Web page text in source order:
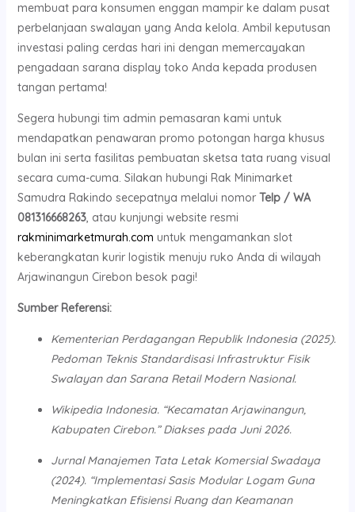
membuat para konsumen enggan mampir ke dalam pusat
perbelanjaan swalayan yang Anda kelola. Ambil keputusan
investasi paling cerdas hari ini dengan memercayakan
pengadaan sarana display toko Anda kepada produsen
tangan pertama!
Segera hubungi tim admin pemasaran kami untuk
mendapatkan penawaran promo potongan harga khusus
bulan ini serta fasilitas pembuatan sketsa tata ruang visual
secara cuma-cuma. Silakan hubungi Rak Minimarket
Samudra Rakindo secepatnya melalui nomor Telp / WA
081316668263, atau kunjungi website resmi
rakminimarketmurah.com untuk mengamankan slot
keberangkatan kurir logistik menuju ruko Anda di wilayah
Arjawinangun Cirebon besok pagi!
Sumber Referensi:
Kementerian Perdagangan Republik Indonesia (2025).
Pedoman Teknis Standardisasi Infrastruktur Fisik
Swalayan dan Sarana Retail Modern Nasional.
Wikipedia Indonesia. “Kecamatan Arjawinangun,
Kabupaten Cirebon.” Diakses pada Juni 2026.
Jurnal Manajemen Tata Letak Komersial Swadaya
(2024). “Implementasi Sasis Modular Logam Guna
Meningkatkan Efisiensi Ruang dan Keamanan